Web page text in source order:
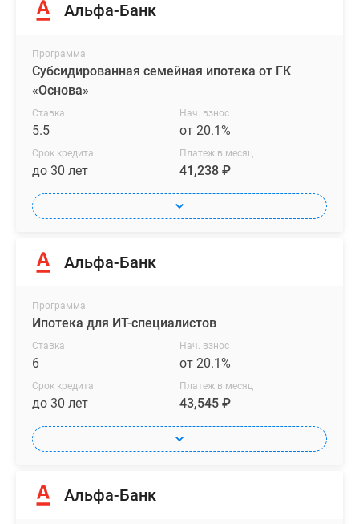
Альфа-Банк
Программа
Субсидированная семейная ипотека от ГК
«Основа»
Ставка
5.5
Нач. взнос
от 20.1%
Срок кредита
до 30 лет
Платеж в месяц
41,238 ₽
Альфа-Банк
Программа
Ипотека для ИТ-специалистов
Ставка
6
Нач. взнос
от 20.1%
Срок кредита
до 30 лет
Платеж в месяц
43,545 ₽
Альфа-Банк